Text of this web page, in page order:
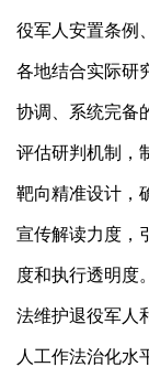
役军人安置条例
各地结合实际研
协调、系统完备
评估研判机制，
靶向精准设计，
宣传解读力度，
度和执行透明度
法维护退役军人
人工作法治化水